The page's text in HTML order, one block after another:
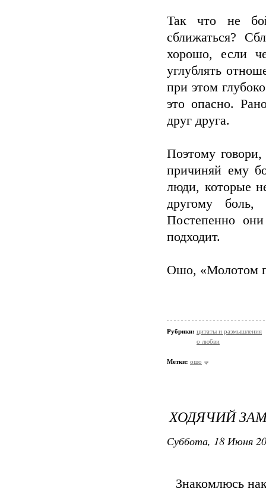
Так что не
сближаться?
хорошо, если
углублять
при этом
это опасно.
друг друга.
Поэтому
причиняй ему
люди, которые
другому
Постепенно
подходит.
Ошо, «Молотом
Рубрики: цитаты и размышления
о любви
Метки: ошо
ХОДЯЧИЙ
Суббота, 18 Июня
Знакомлюсь